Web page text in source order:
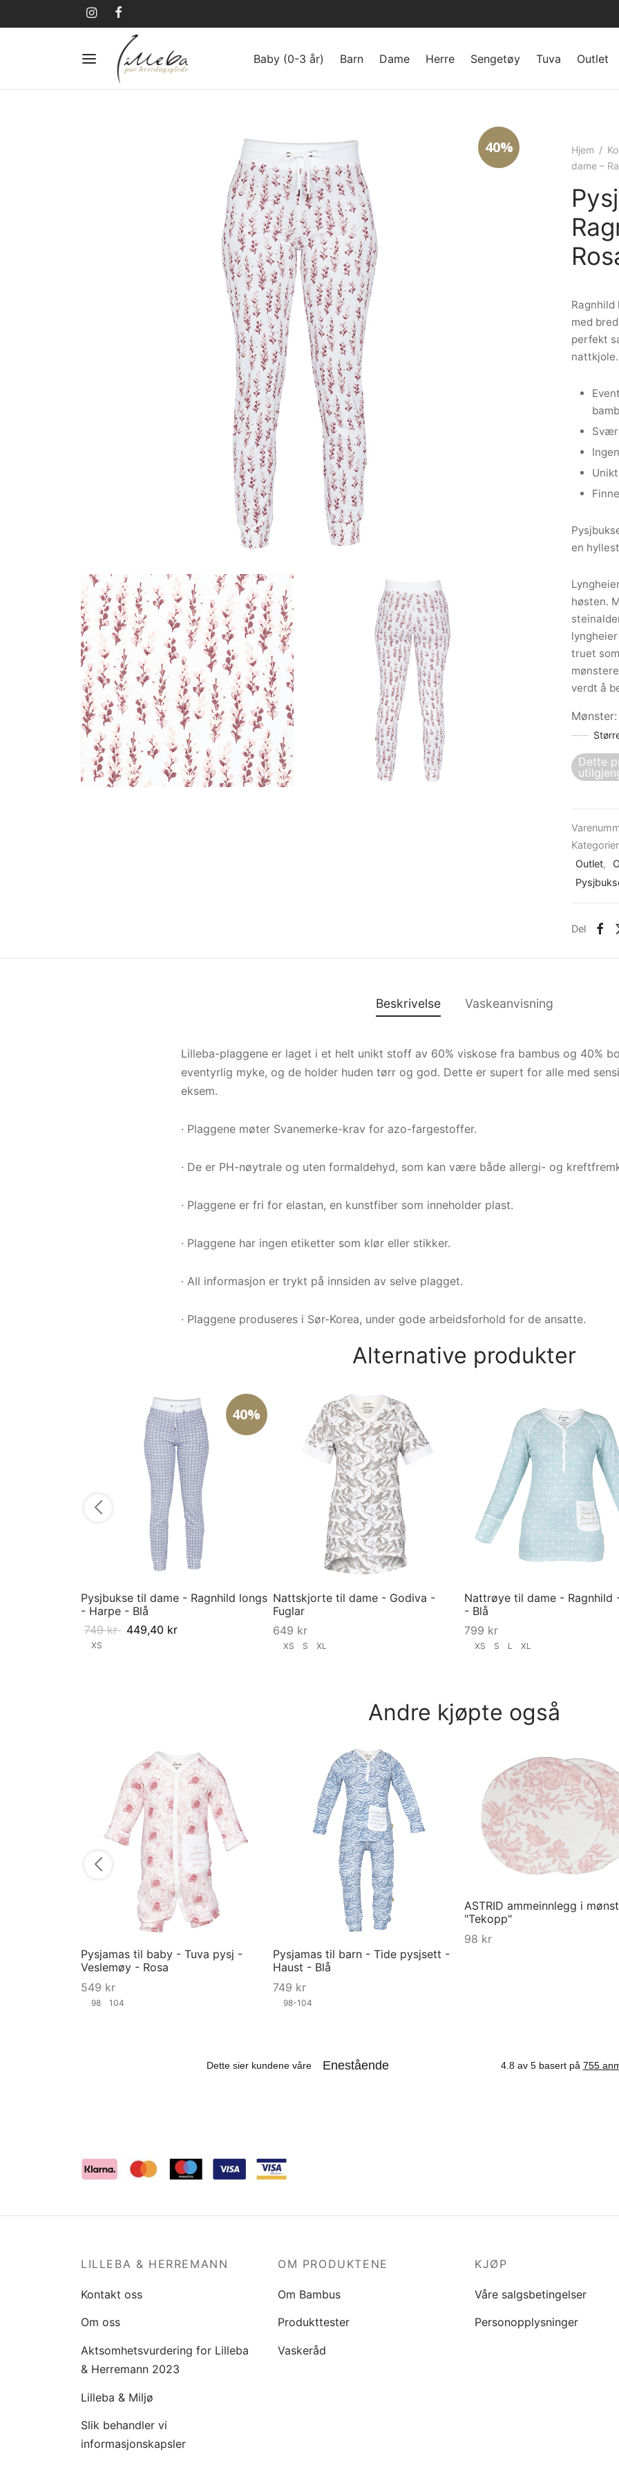
Baby (0-3 år) Barn Dame Herre Sengetøy Tuva Outlet
40% Hjem /
dame –
med
perfekt
nattkjole.
en
høsten.
truet
verdt å
Mønster:
Dette
Outlet,
Del
Beskrivelse Vaskeanvisning
Lilleba-plaggene er laget i et helt unikt stoff av 60% viskose fra bambus og 40%
eventyrlig myke, og de holder huden tørr og god. Dette er supert for alle med
eksem.
· Plaggene møter Svanemerke-krav for azo-fargestoffer.
· De er PH-nøytrale og uten formaldehyd, som kan være både allergi- og
· Plaggene er fri for elastan, en kunstfiber som inneholder plast.
· Plaggene har ingen etiketter som klør eller stikker.
· All informasjon er trykt på innsiden av selve plagget.
· Plaggene produseres i Sør-Korea, under gode arbeidsforhold for de ansatte.
Alternative produkter
40%
Pysjbukse til dame - Ragnhild longs
- Harpe - Blå
749kr 449,40 kr
XS
Nattskjorte til dame - Godiva -
Fuglar
649 kr
XS S XL
Nattrøye til dame - Ragnhild
- Blå
799 kr
XS S L XL
Andre kjøpte også
Pysjamas til baby - Tuva pysj -
Veslemøy - Rosa
549 kr
98 104
Pysjamas til barn - Tide pysjsett -
Haust - Blå
749 kr
98-104
ASTRID ammeinnlegg i
"Tekopp"
98 kr
LILLEBA & HERREMANN
Kontakt oss
Om oss
Aktsomhetsvurdering for Lilleba
& Herremann 2023
Lilleba & Miljø
Slik behandler vi
informasjonskapsler
OM PRODUKTENE
Om Bambus
Produkttester
Vaskeråd
KJØP
Våre salgsbetingelser
Personopplysninger